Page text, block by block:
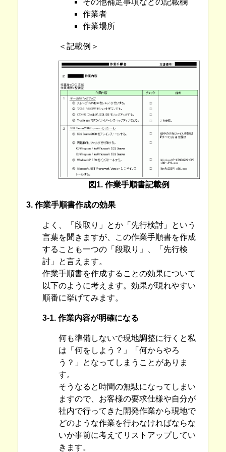
作業者
作業場所
＜記載例＞
図1. 作業手順書記載例
3. 作業手順書作成の効果
よく、「段取り」とか「先行検討」という
言葉を聞きますが、この作業手順書を作成
することも一つの「段取り」、「先行検
討」と言えます。
作業手順書を作成することの効果について
以下のように考えます。効果が現れやすい
順番に挙げてみます。
3-1. 作業内容が明確になる
何も準備しないで現地調整に行くと私
は「何をしよう？」「何からやろ
う？」となってしまうことがありま
す。
そうなると時間の無駄になってしまい
ますので、お客様の要求仕様や自分が
社内で行ってきた開発作業から現地で
どのような作業を行わなければならな
いか事前に考えてリストアップしてい
きます。